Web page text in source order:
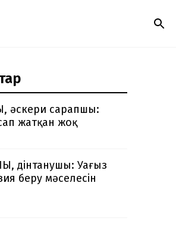
әскери сарапшы:
жатқан жоқ
дінтанушы: Уағыз
беру мәселесін